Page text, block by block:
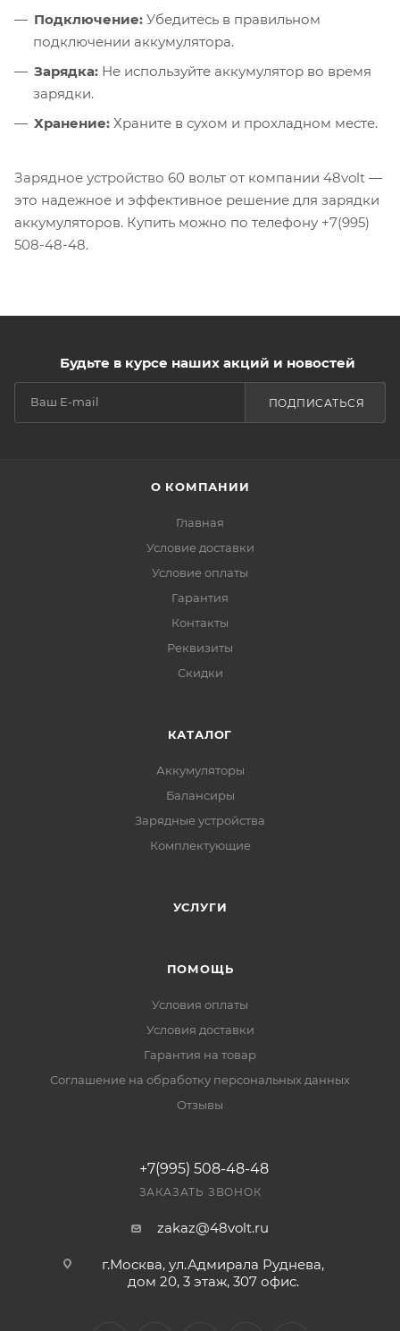
Подключение: Убедитесь в правильном
подключении аккумулятора.
Зарядка: Не используйте аккумулятор во время
зарядки.
Хранение: Храните в сухом и прохладном месте.
Зарядное устройство 60 вольт от компании 48volt —
это надежное и эффективное решение для зарядки
аккумуляторов. Купить можно по телефону +7(995)
508-48-48.
Будьте в курсе наших акций и новостей
ПОДПИСАТЬСЯ
О КОМПАНИИ
Главная
Условие доставки
Условие оплаты
Гарантия
Контакты
Реквизиты
Скидки
КАТАЛОГ
Аккумуляторы
Балансиры
Зарядные устройства
Комплектующие
УСЛУГИ
ПОМОЩЬ
Условия оплаты
Условия доставки
Гарантия на товар
Соглашение на обработку персональных данных
Отзывы
+7(995) 508-48-48
ЗАКАЗАТЬ ЗВОНОК
zakaz@48volt.ru
г.Москва, ул.Адмирала Руднева,
дом 20, 3 этаж, 307 офис.